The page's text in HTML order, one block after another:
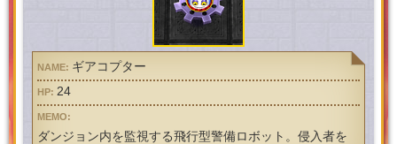
ギアコプター
24
ダンジョン内を監視する飛行型警備ロボット。侵入者を